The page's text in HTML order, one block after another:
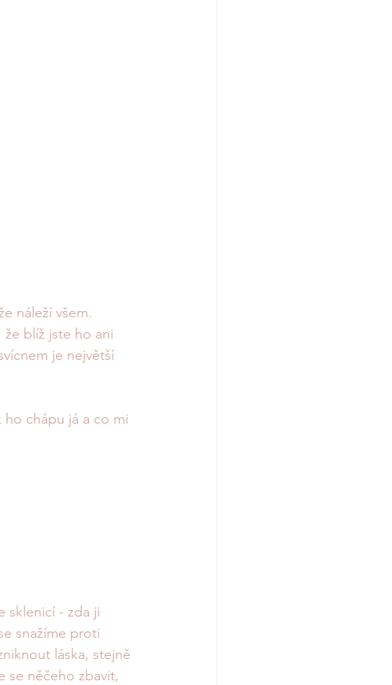
náleží všem.
blíž jste ho ani
je největší
chápu já a co mi
sklenicí - zda ji
snažíme proti
láska, stejně
se něčeho zbavit,